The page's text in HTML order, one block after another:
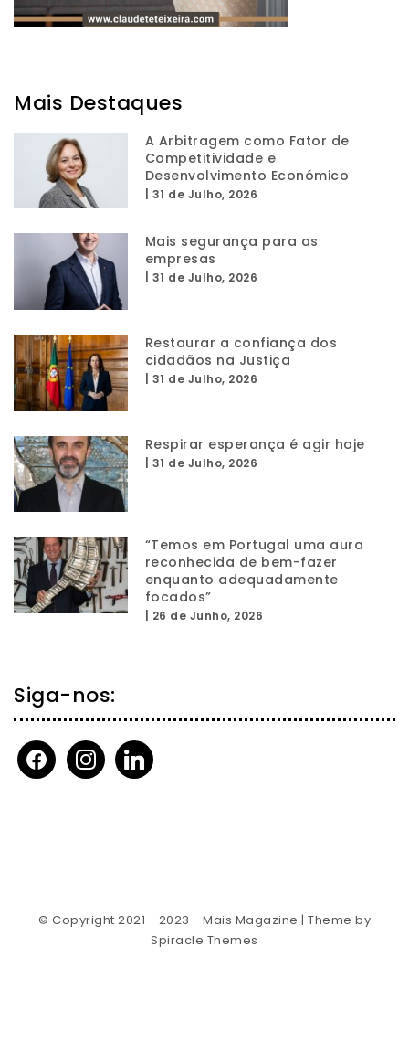
Mais Destaques
A Arbitragem como Fator de
Competitividade e
Desenvolvimento Económico
31 de Julho, 2026
Mais segurança para as
empresas
31 de Julho, 2026
Restaurar a confiança dos
cidadãos na Justiça
31 de Julho, 2026
Respirar esperança é agir hoje
31 de Julho, 2026
“Temos em Portugal uma aura
reconhecida de bem-fazer
enquanto adequadamente
focados”
26 de Junho, 2026
Siga-nos:
facebookinstagramlinkedin
© Copyright 2021 - 2023 - Mais Magazine | Theme by
Spiracle Themes